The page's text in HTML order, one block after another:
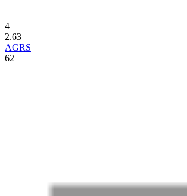
4
2.63
AGRS
62